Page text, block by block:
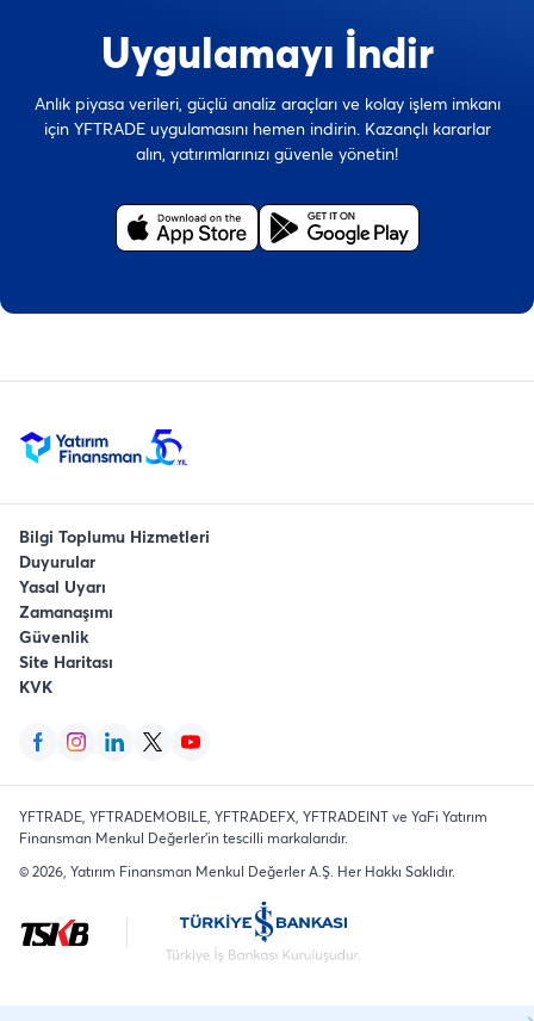
Uygulamayı İndir
Anlık piyasa verileri, güçlü analiz araçları ve kolay işlem imkanı
için YFTRADE uygulamasını hemen indirin. Kazançlı kararlar
alın, yatırımlarınızı güvenle yönetin!
Bilgi Toplumu Hizmetleri
Duyurular
Yasal Uyarı
Zamanaşımı
Güvenlik
Site Haritası
KVK
YFTRADE, YFTRADEMOBILE, YFTRADEFX, YFTRADEINT ve YaFi Yatırım
Finansman Menkul Değerler'in tescilli markalarıdır.
©2026 , Yatırım Finansman Menkul Değerler A.Ş. Her Hakkı Saklıdır.